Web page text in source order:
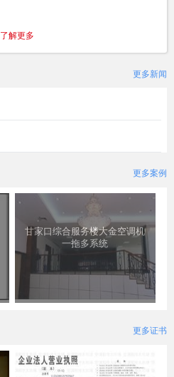
了解更多
更多新闻
更多案例
甘家口综合服务楼大金空调机
一拖多系统
更多证书